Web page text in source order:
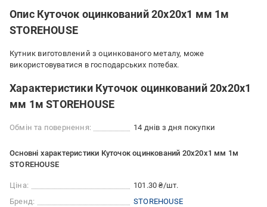
Опис Куточок оцинкований 20х20х1 мм 1м
STOREHOUSE
Кутник виготовлений з оцинкованого металу, може
використовуватися в господарських потебах.
Характеристики Куточок оцинкований 20х20х1
мм 1м STOREHOUSE
Обмін та повернення: 14 днів з дня покупки
Основні характеристики Куточок оцинкований 20х20х1 мм 1м
STOREHOUSE
Ціна:
101.30 ₴/шт.
Бренд:
STOREHOUSE